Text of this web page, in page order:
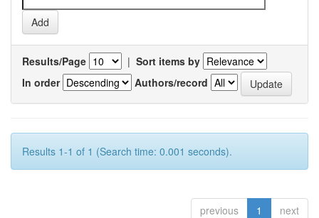
Results/Page | Sort items by
In order
Authors/record
Results 1-1 of 1 (Search time: 0.001 seconds).
previous 1 next